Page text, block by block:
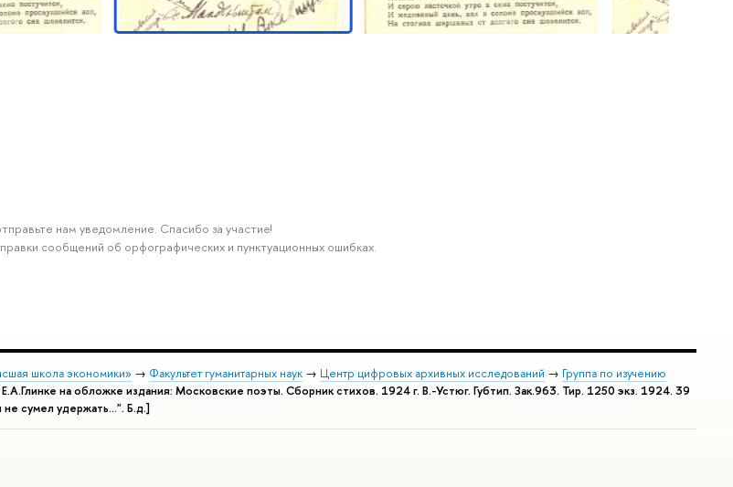
нам уведомление. Спасибо за участие!
сообщений об орфографических и пунктуационных ошибках.
школа экономики» → Факультет гуманитарных наук → Центр цифровых архивных исследований → Группа по изучению
на обложке издания: Московские поэты. Сборник стихов. 1924 г. В.-Устюг. Губтип. Зак.963. Тир. 1250 экз. 1924. 39
сумел удержать...". Б.д.]